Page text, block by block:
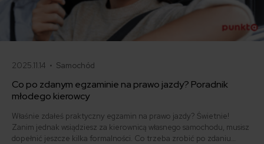
2025.11.14 • Samochód
Co po zdanym egzaminie na prawo jazdy? Poradnik
młodego kierowcy
Właśnie zdałeś praktyczny egzamin na prawo jazdy? Świetnie!
Zanim jednak wsiądziesz za kierownicą własnego samochodu, musisz
dopełnić jeszcze kilka formalności. Co trzeba zrobić po zdaniu